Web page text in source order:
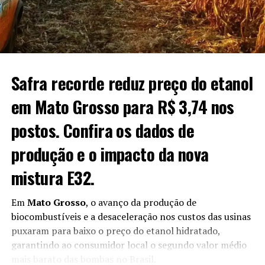
O postSoja: veja como ficaram as cotações no
fechamento de hojeapareceu primeiro emCanal Rural.
das áreas mais avançadas já inicia fases reprodutivas e de
floração.
Fonte:Estadão Conteúdo
O post
Chuvas dificultam manejo, mas trigo avança bem
no Rio Grande do Sulapareceu primeiro emCanal Rural.
Safra recorde reduz preço do etanol
em Mato Grosso para R$ 3,74 nos
postos. Confira os dados de
produção e o impacto da nova
mistura E32.
EmMato Grosso, o avanço da produção de
biocombustíveis e a desaceleração nos custos das usinas
puxaram para baixo o preço do etanol hidratado,
garantindo ao consumidor local o segundo valor médio